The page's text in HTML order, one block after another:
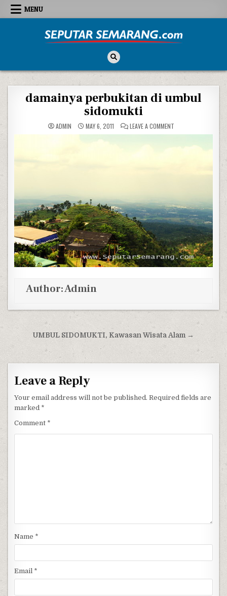
Skip to content
MENU
damainya perbukitan di umbul
sidomukti
ADMIN MAY 6, 2011 LEAVE A COMMENTON DAMAINYA
Author:Admin
Post navigation
UMBUL SIDOMUKTI, Kawasan Wisata Alam →
Leave a Reply
Your email address will not be published. Required fields are
marked *
Comment *
Name *
Email *